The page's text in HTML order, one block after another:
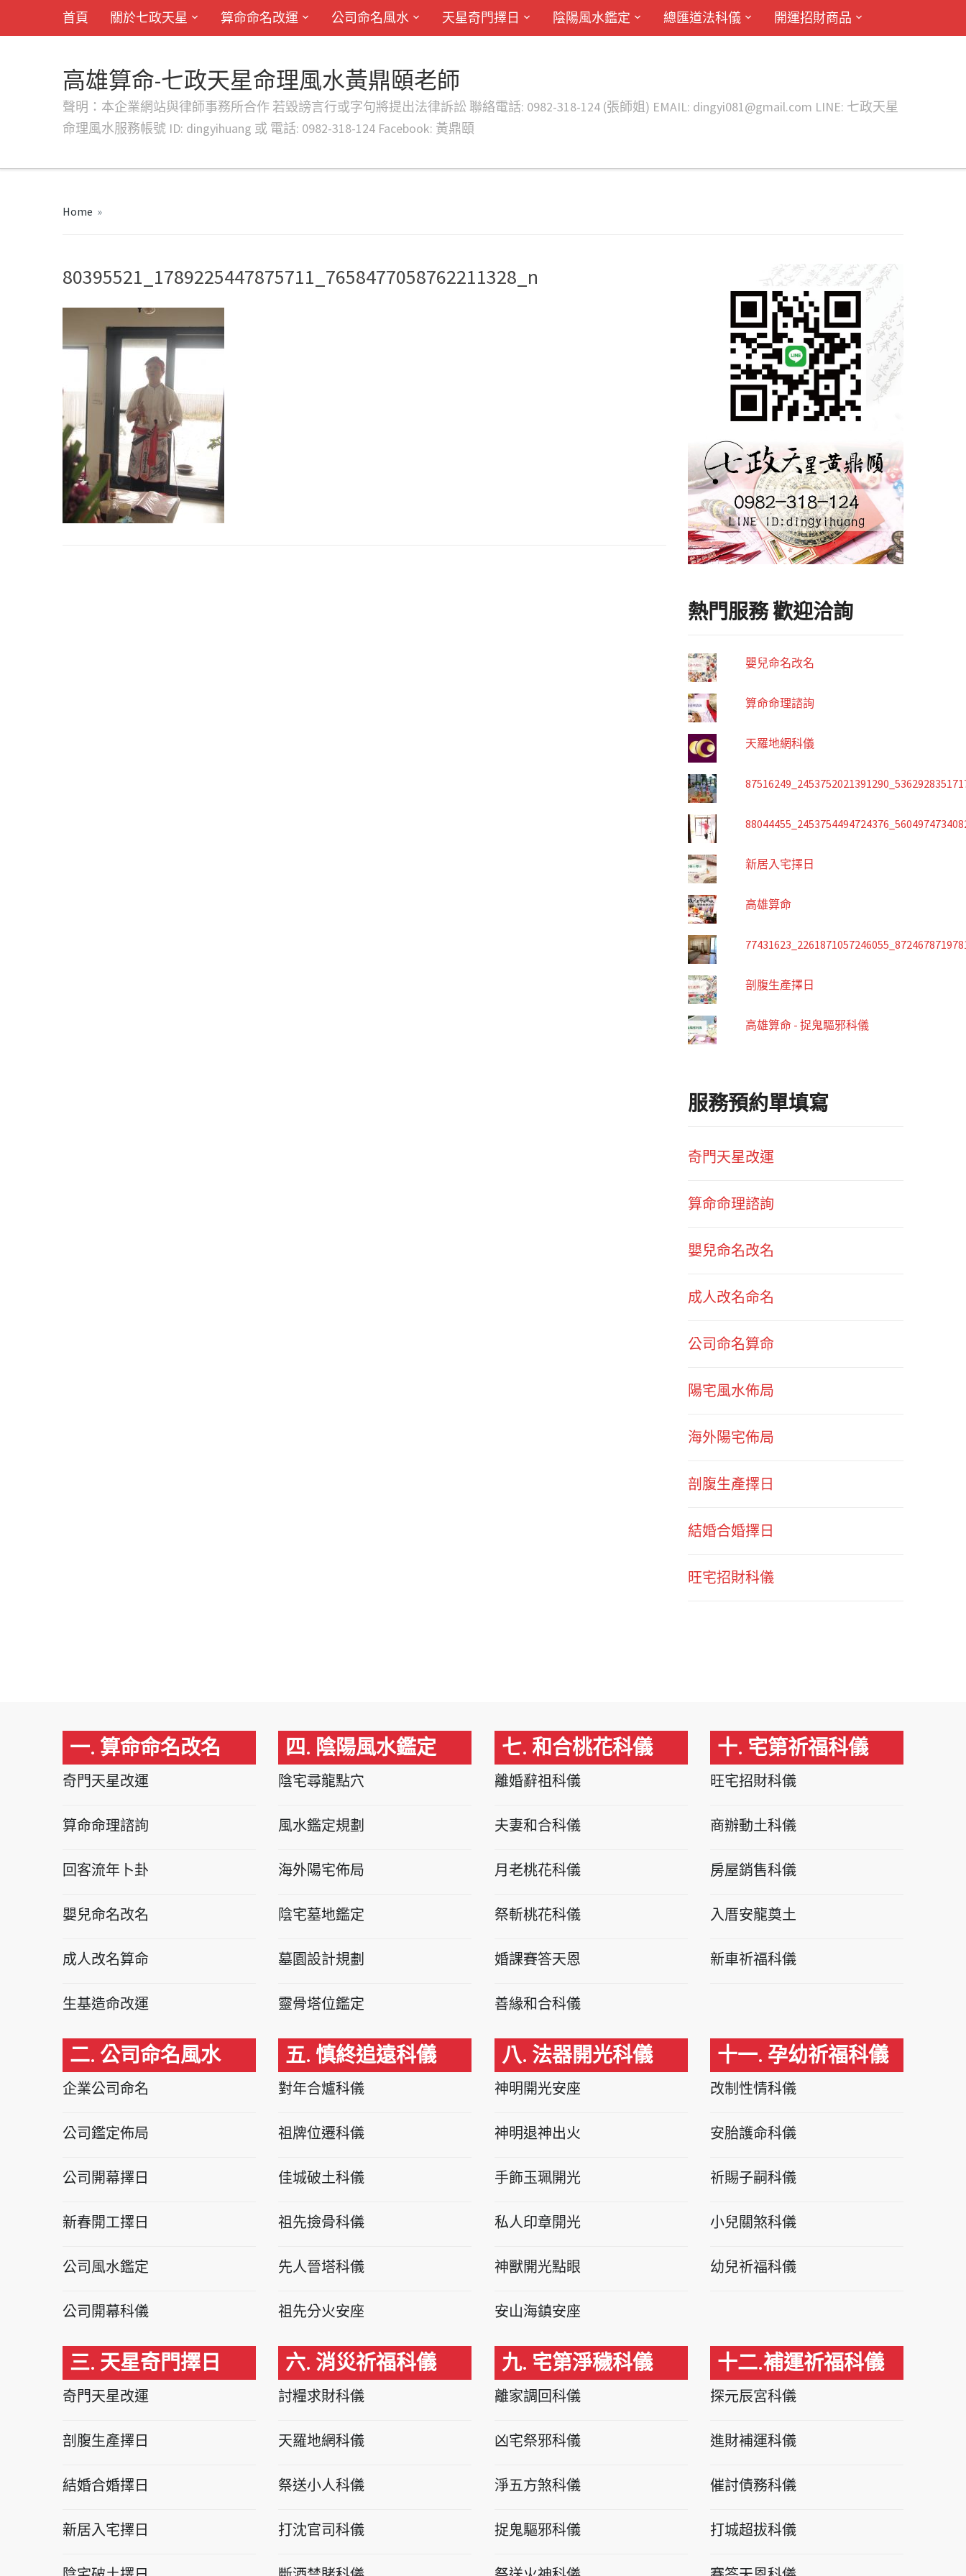
首頁 關於七政天星 算命命名改運 公司命名風水 天星奇門擇日 陰陽風水鑑定 總匯道法科儀 開運招財商品
高雄算命-七政天星命理風水黃鼎頤老師
聲明：本企業網站與律師事務所合作 若毀謗言行或字句將提出法律訴訟 聯絡電話: 0982-318-124 (張師姐) EMAIL: dingyi081@gmail.com LINE: 七政天星
命理風水服務帳號 ID: dingyihuang 或 電話: 0982-318-124 Facebook: 黃鼎頤
Home »
80395521_1789225447875711_7658477058762211328_n
熱門服務 歡迎洽詢
嬰兒命名改名
算命命理諮詢
天羅地網科儀
新居入宅擇日
高雄算命
剖腹生產擇日
高雄算命 - 捉鬼驅邪科儀
服務預約單填寫
奇門天星改運
算命命理諮詢
嬰兒命名改名
成人改名命名
公司命名算命
陽宅風水佈局
海外陽宅佈局
剖腹生產擇日
結婚合婚擇日
旺宅招財科儀
一. 算命命名改名
奇門天星改運
算命命理諮詢
回客流年卜卦
嬰兒命名改名
成人改名算命
生基造命改運
二. 公司命名風水
企業公司命名
公司鑑定佈局
公司開幕擇日
新春開工擇日
公司風水鑑定
公司開幕科儀
三. 天星奇門擇日
奇門天星改運
剖腹生產擇日
結婚合婚擇日
新居入宅擇日
四. 陰陽風水鑑定
陰宅尋龍點穴
風水鑑定規劃
海外陽宅佈局
陰宅墓地鑑定
墓園設計規劃
靈骨塔位鑑定
五. 慎終追遠科儀
對年合爐科儀
祖牌位遷科儀
佳城破土科儀
祖先撿骨科儀
先人晉塔科儀
祖先分火安座
六. 消災祈福科儀
討糧求財科儀
天羅地網科儀
祭送小人科儀
打沈官司科儀
七. 和合桃花科儀
離婚辭祖科儀
夫妻和合科儀
月老桃花科儀
祭斬桃花科儀
婚課賽答天恩
善緣和合科儀
八. 法器開光科儀
神明開光安座
神明退神出火
手飾玉珮開光
私人印章開光
神獸開光點眼
安山海鎮安座
九. 宅第淨穢科儀
離家調回科儀
凶宅祭邪科儀
淨五方煞科儀
捉鬼驅邪科儀
十. 宅第祈福科儀
旺宅招財科儀
商辦動土科儀
房屋銷售科儀
入厝安龍奠土
新車祈福科儀
十一. 孕幼祈福科儀
改制性情科儀
安胎護命科儀
祈賜子嗣科儀
小兒關煞科儀
幼兒祈福科儀
十二.補運祈福科儀
探元辰宮科儀
進財補運科儀
催討債務科儀
打城超拔科儀